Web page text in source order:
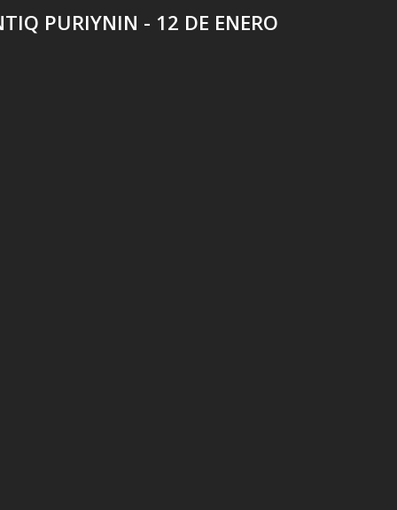
PURIYNIN - 12 DE ENERO